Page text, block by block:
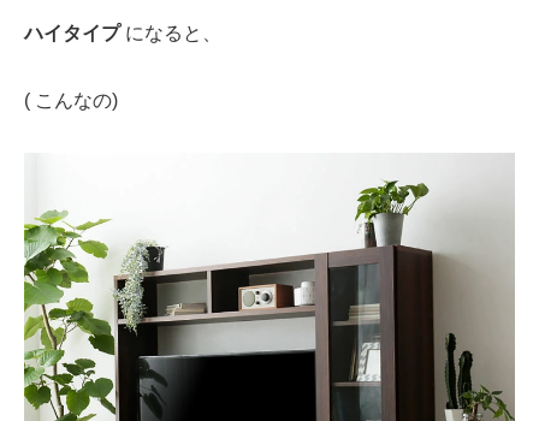
ハイタイプになると、
( こんなの)